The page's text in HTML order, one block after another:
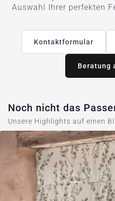
Auswahl Ihrer perfekten
Kontaktformular
Beratung
Noch nicht das
Unsere Highlights auf einen